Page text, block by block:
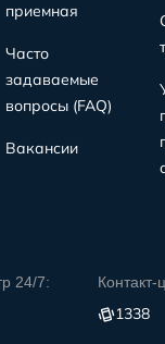
приемная
Часто
задаваемые
вопросы (FAQ)
Вакансии
24/7: Контакт-
1338